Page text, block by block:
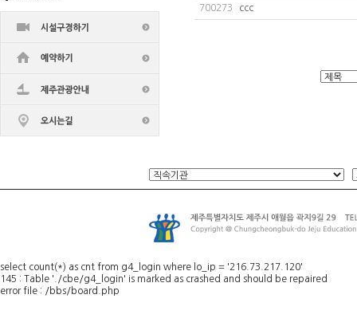
700273 ccc
select count(*) as cnt from g4_login where lo_ip = '216.73.217.120'
145 : Table './cbe/g4_login' is marked as crashed and should be repaired
error file : /bbs/board.php